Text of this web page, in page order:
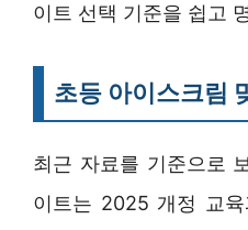
이트 선택 기준을 쉽고
초등 아이스크림
최근 자료를 기준으로
이트는 2025 개정 교